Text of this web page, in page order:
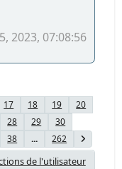
2023, 07:08:56
17 18 19
20
28 29
30
38 ... 262
de l'utilisateur